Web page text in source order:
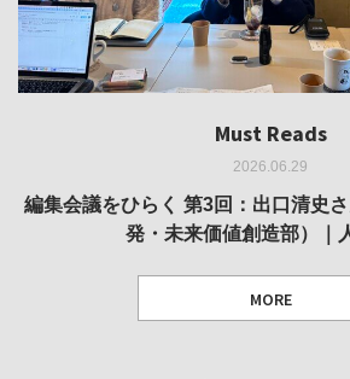
Must Reads
2026.06.29
編集会議をひらく 第3回：出口清史
発・未来価値創造部）｜
MORE
Must Reads
2026.05.14
REVIEW｜果たして美術家・梅津庸
作家」となることができ
Must Reads
2026.03.11
REPORT｜博覧会の
Must Reads
2026.02.25
REVIEW｜菊池聡太朗 個展「
Must Reads
2025.10.01
REVIEW｜生の存在証明としての線
展